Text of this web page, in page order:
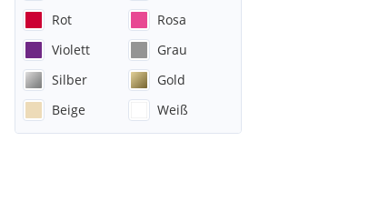
Rot
Rosa
Violett
Grau
Silber
Gold
Beige
Weiß